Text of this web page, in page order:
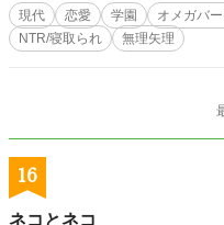
現代 恋愛 学園 オメガバ
NTR/寝取られ
無理矢理
16
ネコとネコ